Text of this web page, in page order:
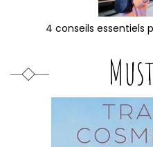
4 conseils essentiels